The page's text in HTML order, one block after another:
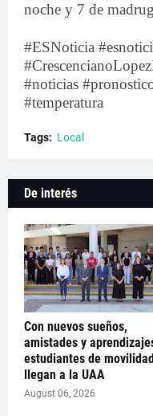
noche y 7 de
#ESNoticia
#noticias
#temperatura
Tags: Local
De interés
Con nuevos sueños,
amistades y
estudiantes de
llegan a la UAA
August 06, 2026